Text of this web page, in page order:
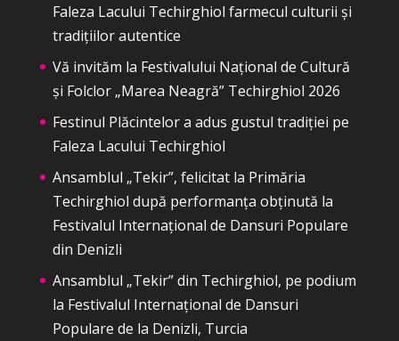
Faleza Lacului Techirghiol farmecul culturii și
tradițiilor autentice
Vă invităm la Festivalului Național de Cultură
și Folclor „Marea Neagră” Techirghiol 2026
Festinul Plăcintelor a adus gustul tradiției pe
Faleza Lacului Techirghiol
Ansamblul „Tekir”, felicitat la Primăria
Techirghiol după performanța obținută la
Festivalul Internațional de Dansuri Populare
din Denizli
Ansamblul „Tekir” din Techirghiol, pe podium
la Festivalul Internațional de Dansuri
Populare de la Denizli, Turcia